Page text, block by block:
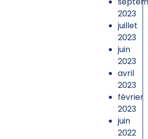
2023
juillet
2023
juin
2023
avril
2023
février
2023
juin
2022